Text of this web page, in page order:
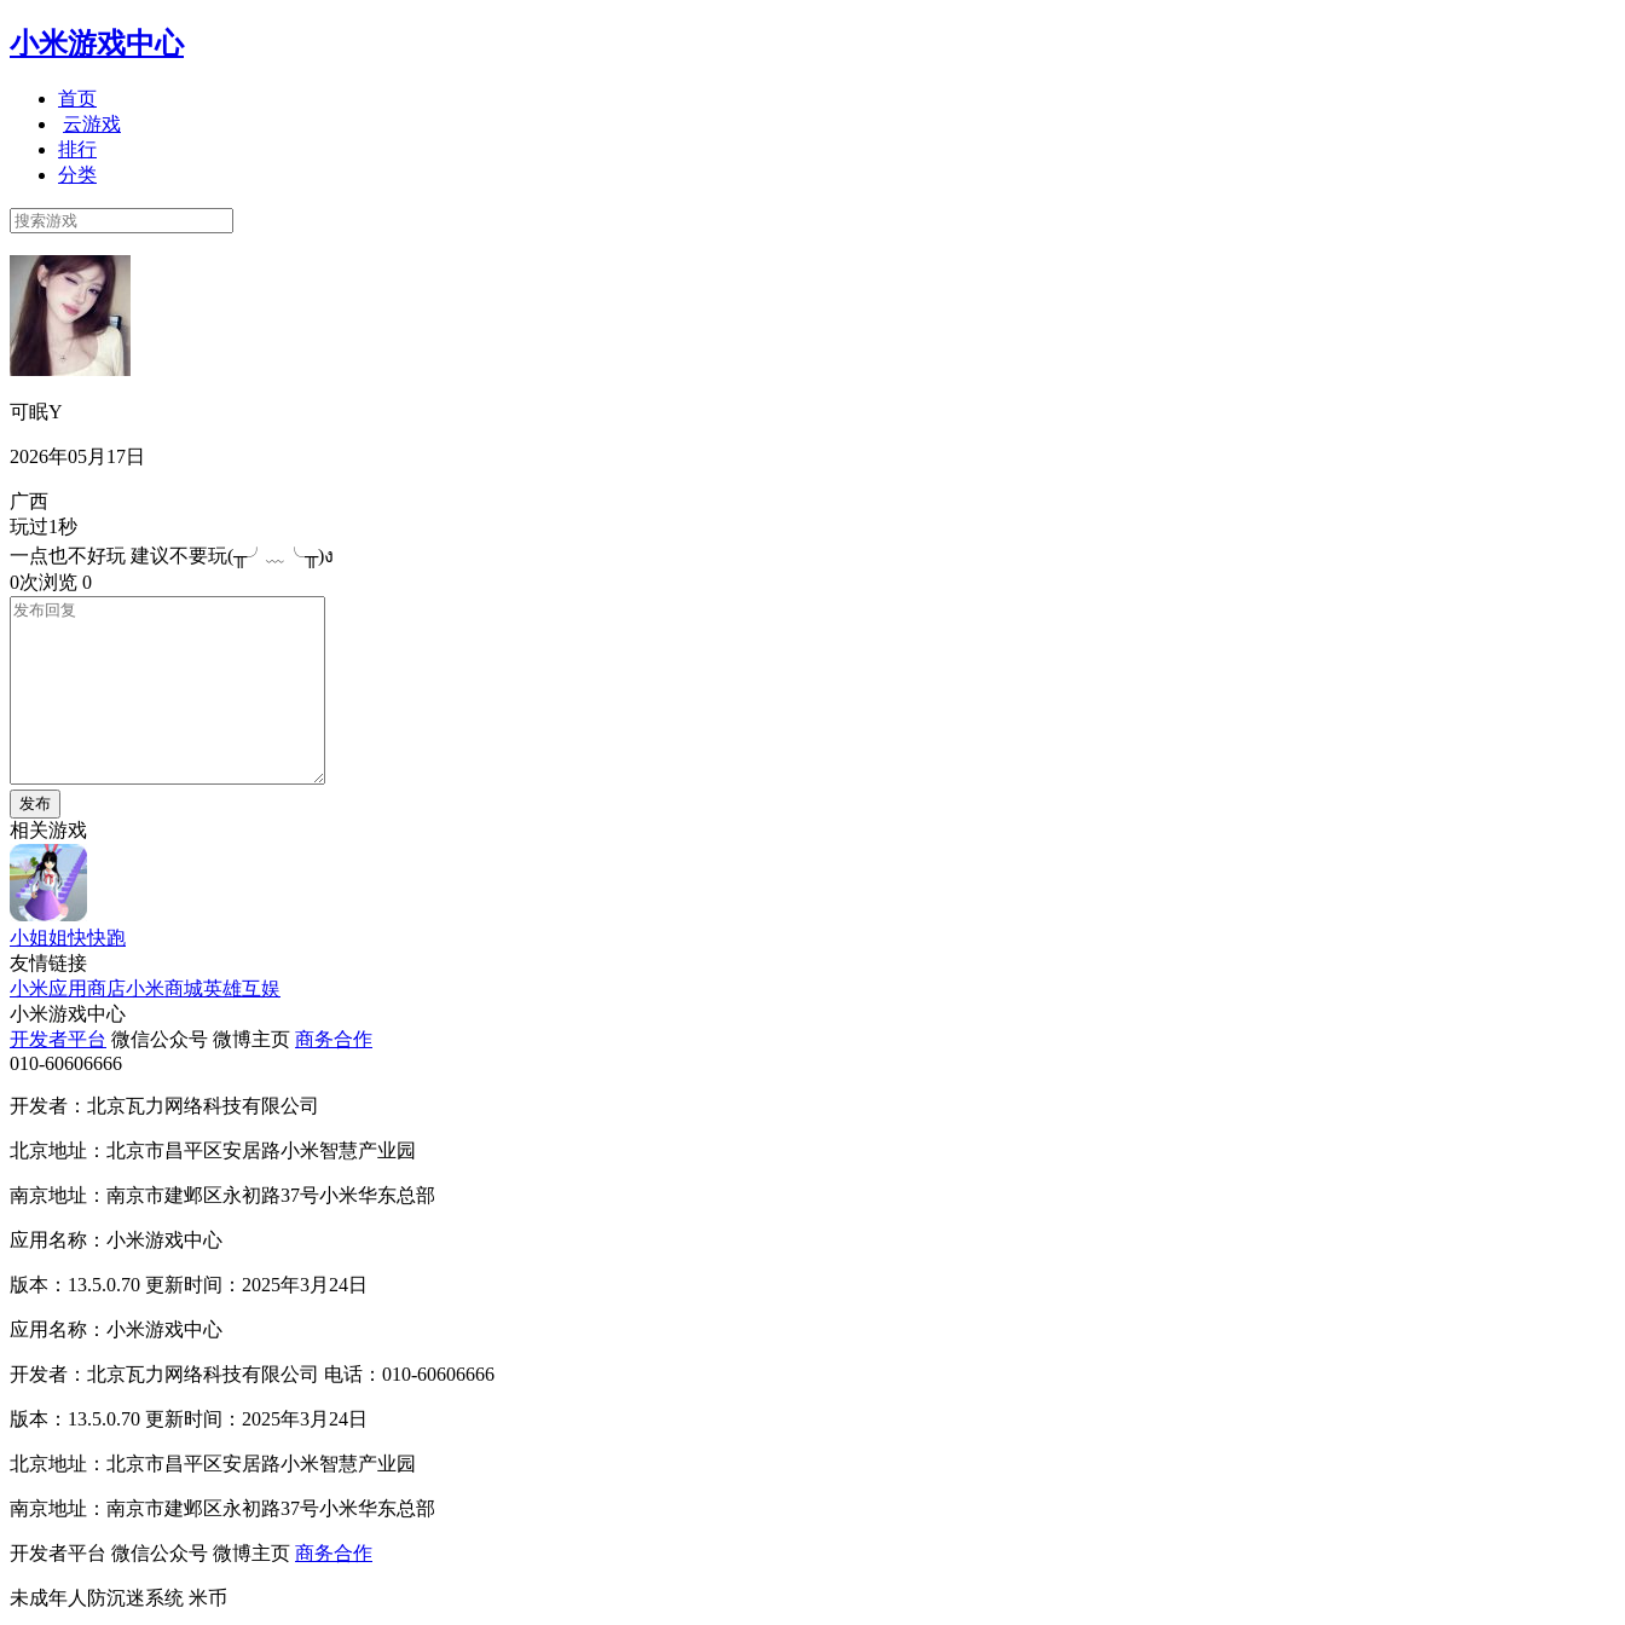
小米游戏中心
首页
云游戏
排行
分类
可眠Y
2026年05月17日
广西
玩过1秒
一点也不好玩 建议不要玩(╥╯﹏╰╥)ง
0次浏览 0
发布
相关游戏
小姐姐快快跑
友情链接
小米应用商店小米商城英雄互娱
小米游戏中心
开发者平台 微信公众号 微博主页 商务合作
010-60606666
开发者：北京瓦力网络科技有限公司
北京地址：北京市昌平区安居路小米智慧产业园
南京地址：南京市建邺区永初路37号小米华东总部
应用名称：小米游戏中心
版本：13.5.0.70 更新时间：2025年3月24日
应用名称：小米游戏中心
开发者：北京瓦力网络科技有限公司 电话：010-60606666
版本：13.5.0.70 更新时间：2025年3月24日
北京地址：北京市昌平区安居路小米智慧产业园
南京地址：南京市建邺区永初路37号小米华东总部
开发者平台 微信公众号 微博主页 商务合作
未成年人防沉迷系统 米币